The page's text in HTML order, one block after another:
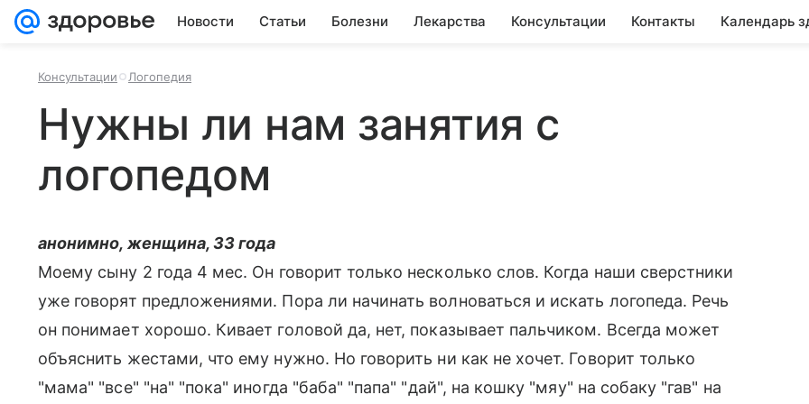
Новости Статьи Болезни Лекарства Консультации Контакты Календарь
Консультации Логопедия
Нужны ли нам занятия с
логопедом
анонимно, женщина, 33 года
Моему сыну 2 года 4 мес. Он говорит только несколько слов. Когда наши сверстники
уже говорят предложениями. Пора ли начинать волноваться и искать логопеда. Речь
он понимает хорошо. Кивает головой да, нет, показывает пальчиком. Всегда может
объяснить жестами, что ему нужно. Но говорить ни как не хочет. Говорит только
"мама" "все" "на" "пока" иногда "баба" "папа" "дай", на кошку "мяу" на собаку "гав" на